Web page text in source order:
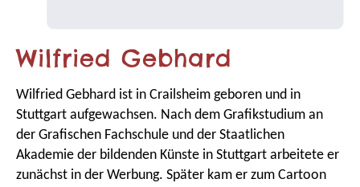
Wilfried Gebhard
Wilfried Gebhard ist in Crailsheim geboren und in
Stuttgart aufgewachsen. Nach dem Grafikstudium an
der Grafischen Fachschule und der Staatlichen
Akademie der bildenden Künste in Stuttgart arbeitete er
zunächst in der Werbung. Später kam er zum Cartoon